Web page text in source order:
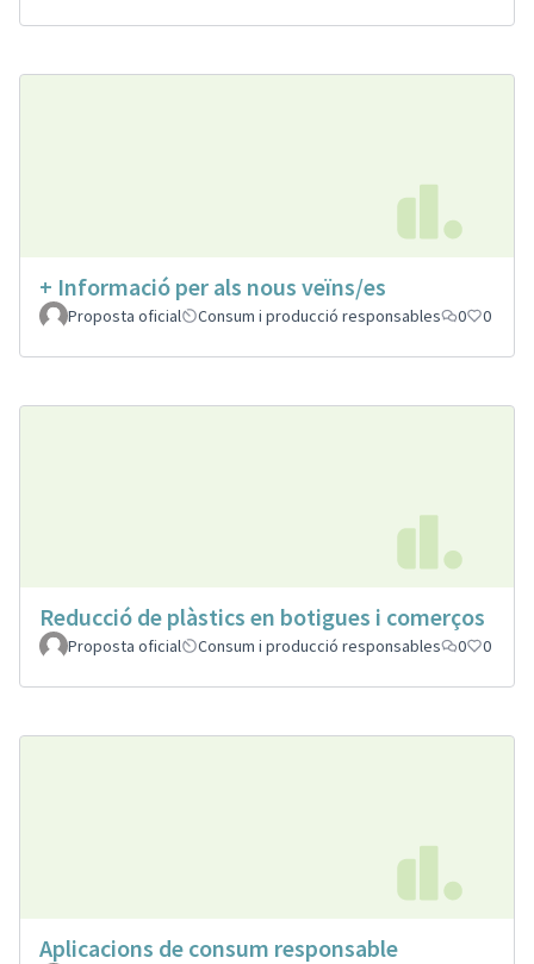
+ Informació per als nous veïns/es
Proposta oficial Consum i producció responsables 0 0
Reducció de plàstics en botigues i comerços
Proposta oficial Consum i producció responsables 0 0
Aplicacions de consum responsable